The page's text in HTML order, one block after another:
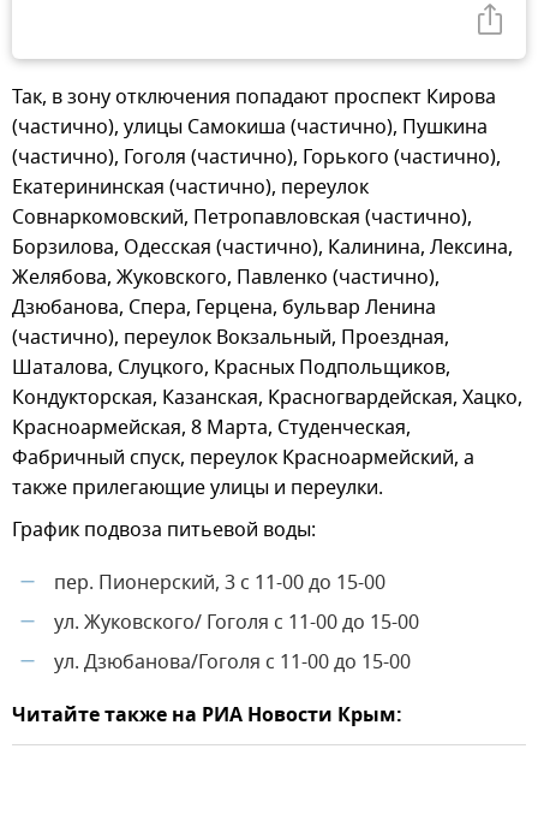
Так, в зону отключения попадают проспект Кирова
(частично), улицы Самокиша (частично), Пушкина
(частично), Гоголя (частично), Горького (частично),
Екатерининская (частично), переулок
Совнаркомовский, Петропавловская (частично),
Борзилова, Одесская (частично), Калинина, Лексина,
Желябова, Жуковского, Павленко (частично),
Дзюбанова, Спера, Герцена, бульвар Ленина
(частично), переулок Вокзальный, Проездная,
Шаталова, Слуцкого, Красных Подпольщиков,
Кондукторская, Казанская, Красногвардейская, Хацко,
Красноармейская, 8 Марта, Студенческая,
Фабричный спуск, переулок Красноармейский, а
также прилегающие улицы и переулки.
График подвоза питьевой воды:
— пер. Пионерский, 3 с 11-00 до 15-00
— ул. Жуковского/ Гоголя с 11-00 до 15-00
— ул. Дзюбанова/Гоголя с 11-00 до 15-00
Читайте также на РИА Новости Крым: